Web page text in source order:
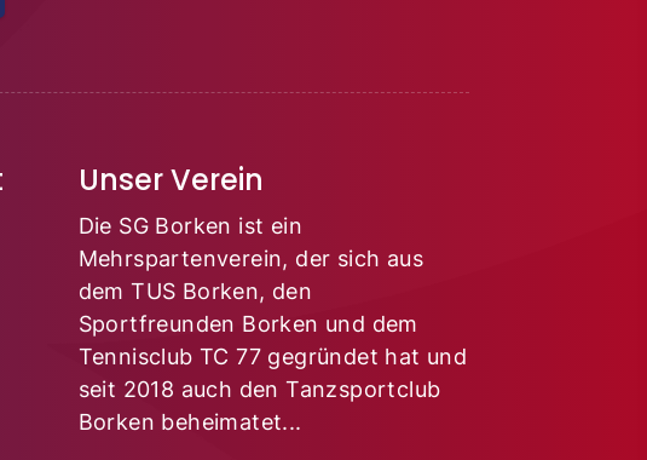
Unser Verein
Die SG Borken ist ein
Mehrspartenverein, der sich aus
dem TUS Borken, den
Sportfreunden Borken und dem
Tennisclub TC 77 gegründet hat und
seit 2018 auch den Tanzsportclub
Borken beheimatet...